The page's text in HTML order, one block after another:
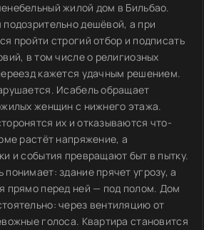
жилой дом в Бильбао.
дешёвой, а при
пройти строгий отбор и подписать
в том числе о религиозных
кажется удачным решением.
Исабель обращает
женщин с нижнего этажа.
их и отказываются что-
растёт напряжение, а
и события превращают быт в пытку.
здание прячет угрозу, а
прямо перед ней — под полом. Дом
через вентиляцию от
голоса. Квартира становится